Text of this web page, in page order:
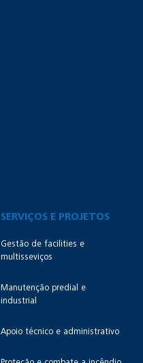
SERVIÇOS E PROJETOS
Gestão de facilities e
multisseviços
Manutenção predial e
industrial
Apoio técnico e administrativo